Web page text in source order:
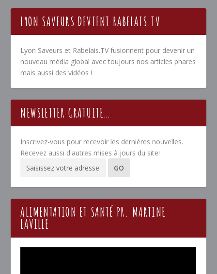
LYON SAVEURS DEVIENT RABELAIS.TV
Lyon Saveurs et Rabelais.TV fusionnent pour devenir un
nouveau média global avec toujours nos articles phares
mais aussi des vidéos !
NEWSLETTER GRATUITE…
Inscrivez-vous pour recevoir les dernières nouvelles.
Recevez aussi d'autres mises à jours du site!
ALIMENTATION ET SANTÉ PR. MARTINE
LAVILLE